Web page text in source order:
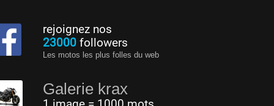
rejoignez nos
23000followers
Les motos les plus folles du web
Galerie krax